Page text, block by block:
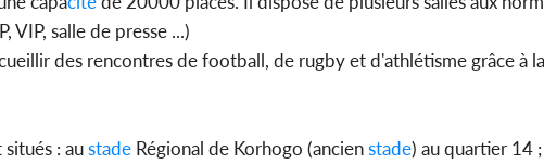
VIP, salle de presse ...)
des rencontres de football, de rugby et d'athlétisme grâce à
: austade Régional de Korhogo (ancienstade) au quartier 14